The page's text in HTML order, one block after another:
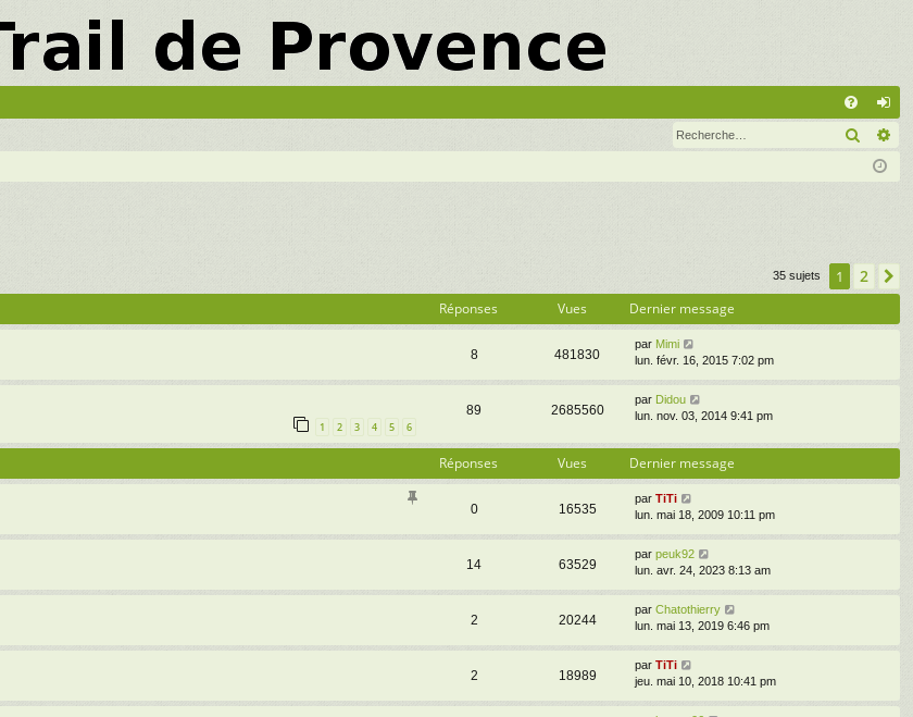
FA on
ne
35 sujets 1 2
Réponses Vues Dernier message
8 481830
par Mimi
lun. févr. 16, 2015 7:02 pm
1 2 3 4 5 6
89 2685560
par Didou
lun. nov. 03, 2014 9:41 pm
Réponses Vues Dernier message
0 16535
par TiTi
lun. mai 18, 2009 10:11 pm
14 63529
par peuk92
lun. avr. 24, 2023 8:13 am
2 20244
par Chatothierry
lun. mai 13, 2019 6:46 pm
2 18989
par TiTi
jeu. mai 10, 2018 10:41 pm